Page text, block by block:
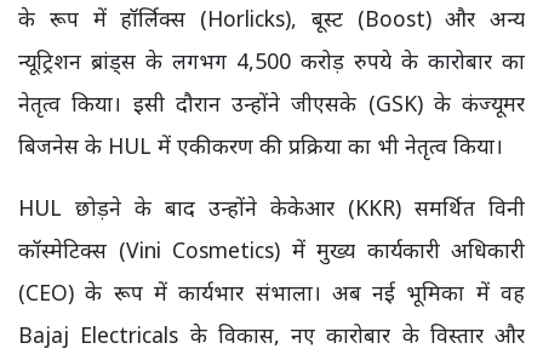
के रूप में हॉर्लिक्स (Horlicks), बूस्ट (Boost) और अन्य
न्यूट्रिशन ब्रांड्स के लगभग 4,500 करोड़ रुपये के कारोबार का
नेतृत्व किया। इसी दौरान उन्होंने जीएसके (GSK) के कंज्यूमर
बिजनेस के HUL में एकीकरण की प्रक्रिया का भी नेतृत्व किया।
HUL छोड़ने के बाद उन्होंने केकेआर (KKR) समर्थित विनी
कॉस्मेटिक्स (Vini Cosmetics) में मुख्य कार्यकारी अधिकारी
(CEO) के रूप में कार्यभार संभाला। अब नई भूमिका में वह
Bajaj Electricals के विकास, नए कारोबार के विस्तार और